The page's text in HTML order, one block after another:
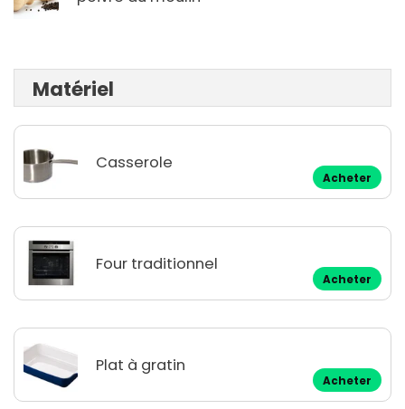
Matériel
Casserole
Acheter
Four traditionnel
Acheter
Plat à gratin
Acheter